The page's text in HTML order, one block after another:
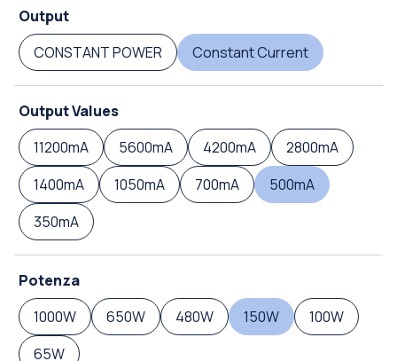
Output
CONSTANT POWER
Constant Current
Output Values
11200mA
5600mA 4200mA
2800mA
1400mA
1050mA 700mA
500mA
350mA
Potenza
1000W
650W 480W 150W
100W
65W